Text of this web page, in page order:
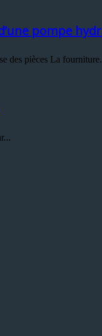
pompe
des pièces La